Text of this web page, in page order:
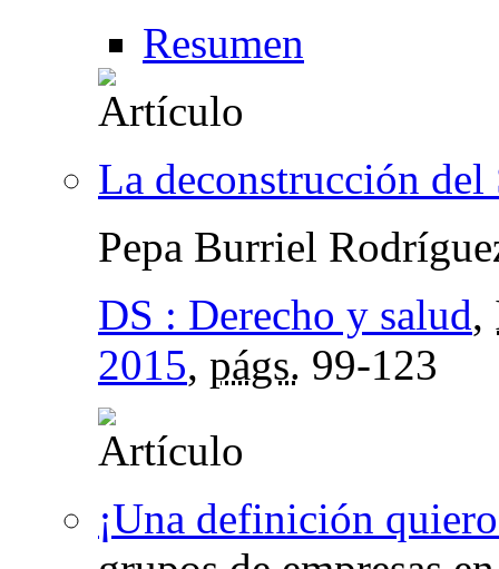
Resumen
La deconstrucción
Pepa Burriel
DS : Derecho y salud,
2015, págs. 99-123
¡Una definición